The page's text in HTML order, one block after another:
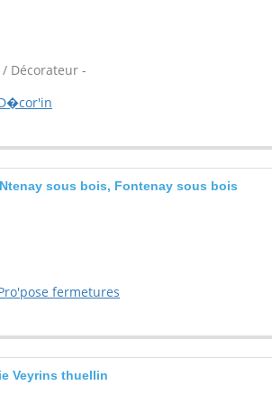
Décorateur -
sous bois, Fontenay sous bois
fermetures
Veyrins thuellin